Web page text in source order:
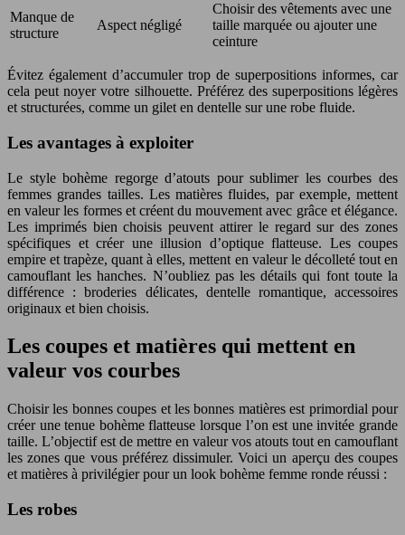
Manque de
structure
Aspect négligé
Choisir des vêtements avec une
taille marquée ou ajouter une
ceinture
Évitez également d’accumuler trop de superpositions informes, car
cela peut noyer votre silhouette. Préférez des superpositions légères
et structurées, comme un gilet en dentelle sur une robe fluide.
Les avantages à exploiter
Le style bohème regorge d’atouts pour sublimer les courbes des
femmes grandes tailles. Les matières fluides, par exemple, mettent
en valeur les formes et créent du mouvement avec grâce et élégance.
Les imprimés bien choisis peuvent attirer le regard sur des zones
spécifiques et créer une illusion d’optique flatteuse. Les coupes
empire et trapèze, quant à elles, mettent en valeur le décolleté tout en
camouflant les hanches. N’oubliez pas les détails qui font toute la
différence : broderies délicates, dentelle romantique, accessoires
originaux et bien choisis.
Les coupes et matières qui mettent en
valeur vos courbes
Choisir les bonnes coupes et les bonnes matières est primordial pour
créer une tenue bohème flatteuse lorsque l’on est une invitée grande
taille. L’objectif est de mettre en valeur vos atouts tout en camouflant
les zones que vous préférez dissimuler. Voici un aperçu des coupes
et matières à privilégier pour un look bohème femme ronde réussi :
Les robes